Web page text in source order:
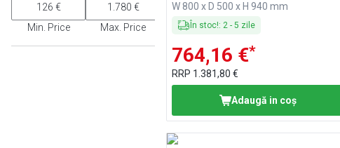
Min. Price Max. Price
W 800 x D 500 x H 940 mm
În stoc!: 2- 5 zile
764,16 €*
RRP 1.381,80 €
Adaugă in coş